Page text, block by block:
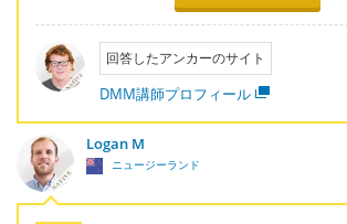
回答したアンカーのサイト
DMM講師プロフィール
Logan M
ニュージーランド